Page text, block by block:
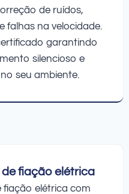
de ruídos,
falhas na velocidade.
garantindo
silencioso e
seu ambiente.
fiação elétrica
fiação elétrica com